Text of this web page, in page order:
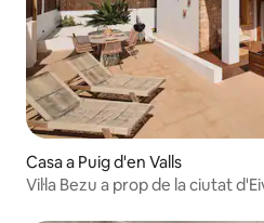
Casa a Puig d'en Valls
Vil·la Bezu a prop de la ciutat